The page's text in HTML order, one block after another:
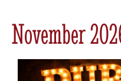
November